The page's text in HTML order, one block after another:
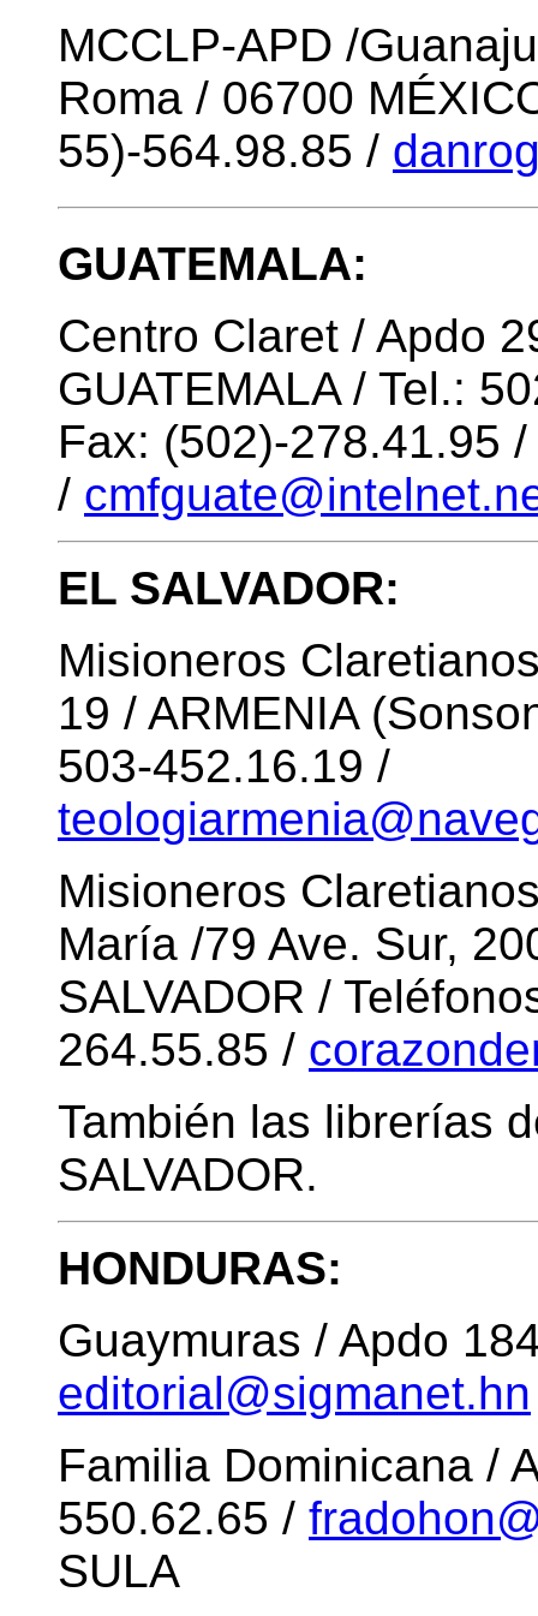
MCCLP-APD /
Roma / 06700
55)-564.98.85 /
GUATEMALA:
Centro Claret / Apdo
GUATEMALA / Tel.:
Fax: (502)-278.41.95
/
EL SALVADOR:
Misioneros
19 / ARMENIA
503-452.16.19 /
Misioneros
María /79 Ave. Sur,
SALVADOR /
264.55.85 /
También las librerías
SALVADOR.
HONDURAS:
Guaymuras / Apdo
editorial@sigmanet.hn
Familia Dominicana /
550.62.65 /
SULA